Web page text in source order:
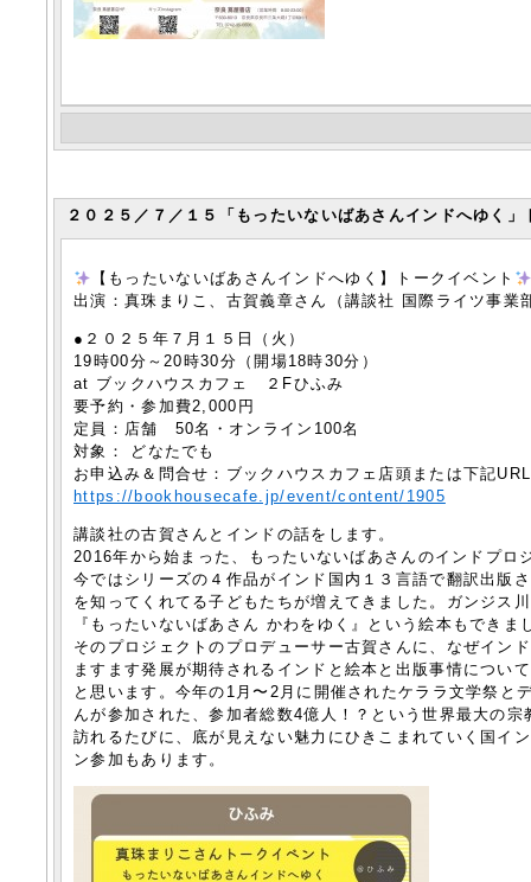
２０２５／７／１５「もったいないばあさんインドへゆく」
【もったいないばあさんインドへゆく】トークイベント
出演：真珠まりこ、古賀義章さん（講談社 国際ライツ事業
●２０２５年７月１５日（火）
19時00分～20時30分（開場18時30分）
at ブックハウスカフェ ２Fひふみ
要予約・参加費2,000円
定員：店舗 50名・オンライン100名
対象： どなたでも
お申込み＆問合せ：ブックハウスカフェ店頭または下記
https://bookhousecafe.jp/event/content/1905
講談社の古賀さんとインドの話をします。
2016年から始まった、もったいないばあさんのインドプロ
今ではシリーズの４作品がインド国内１３言語で翻訳出版
を知ってくれてる子どもたちが増えてきました。ガンジス
『もったいないばあさん かわをゆく』という絵本もできま
そのプロジェクトのプロデューサー古賀さんに、なぜイン
ますます発展が期待されるインドと絵本と出版事情につい
と思います。今年の1月〜2月に開催されたケララ文学祭と
んが参加された、参加者総数4億人！？という世界最大の
訪れるたびに、底が見えない魅力にひきこまれていく国イ
ン参加もあります。